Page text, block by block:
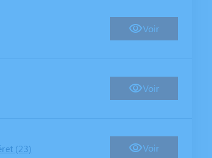
Voir
Voir
(23) Voir